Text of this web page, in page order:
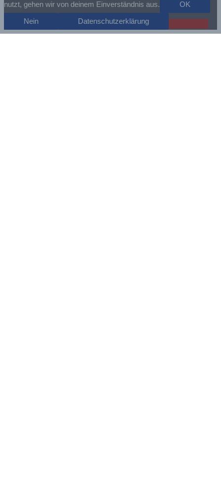
nutzt, gehen wir von deinem Einverständnis aus.
OK
Nein Datenschutzerklärung